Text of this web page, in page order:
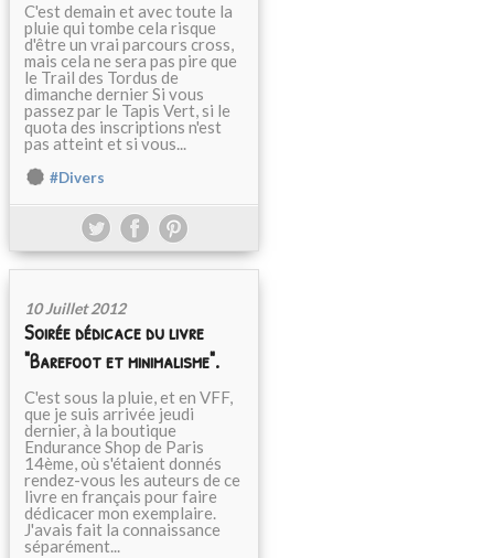
C'est demain et avec toute la
pluie qui tombe cela risque
d'être un vrai parcours cross,
mais cela ne sera pas pire que
le Trail des Tordus de
dimanche dernier Si vous
passez par le Tapis Vert, si le
quota des inscriptions n'est
pas atteint et si vous...
#Divers
10 Juillet 2012
Soirée dédicace du livre
"Barefoot et minimalisme".
C'est sous la pluie, et en VFF,
que je suis arrivée jeudi
dernier, à la boutique
Endurance Shop de Paris
14ème, où s'étaient donnés
rendez-vous les auteurs de ce
livre en français pour faire
dédicacer mon exemplaire.
J'avais fait la connaissance
séparément...